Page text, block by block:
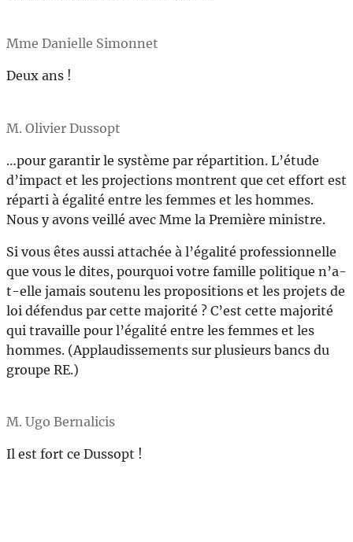
Mme Danielle Simonnet
Deux ans !
M. Olivier Dussopt
…pour garantir le système par répartition. L’étude
d’impact et les projections montrent que cet effort est
réparti à égalité entre les femmes et les hommes.
Nous y avons veillé avec Mme la Première ministre.
Si vous êtes aussi attachée à l’égalité professionnelle
que vous le dites, pourquoi votre famille politique n’a-
t-elle jamais soutenu les propositions et les projets de
loi défendus par cette majorité ? C’est cette majorité
qui travaille pour l’égalité entre les femmes et les
hommes. (Applaudissements sur plusieurs bancs du
groupe RE.)
M. Ugo Bernalicis
Il est fort ce Dussopt !